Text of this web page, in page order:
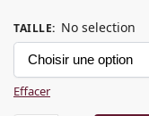
TAILLE: No selection
Effacer